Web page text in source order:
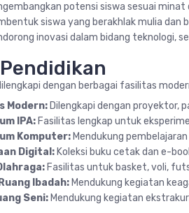
potensi siswa sesuai minat
siswa yang berakhlak mulia dan
inovasi dalam bidang teknologi,
dengan berbagai fasilitas
Modern: Dilengkapi dengan proyektor,
IPA: Fasilitas lengkap untuk
Komputer: Mendukung
Digital: Koleksi buku cetak dan e-
Fasilitas untuk basket, voli,
Ibadah: Mendukung kegiatan
Seni: Mendukung kegiatan